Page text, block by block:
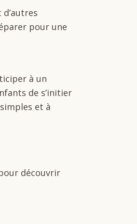
pour une
à un
de s’initier
et à
découvrir